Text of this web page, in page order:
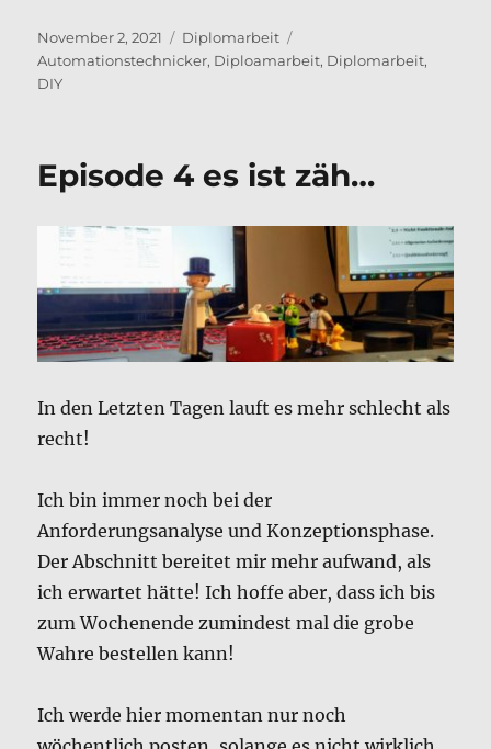
Veröffentlicht
am
November 2, 2021 Kategorien
Diplomarbeit
Automationstechnicker, Diploamarbeit, Diplomarbeit,
DIY
Episode 4 es ist zäh…
In den Letzten Tagen lauft es mehr schlecht als
recht!
Ich bin immer noch bei der
Anforderungsanalyse und Konzeptionsphase.
Der Abschnitt bereitet mir mehr aufwand, als
ich erwartet hätte! Ich hoffe aber, dass ich bis
zum Wochenende zumindest mal die grobe
Wahre bestellen kann!
Ich werde hier momentan nur noch